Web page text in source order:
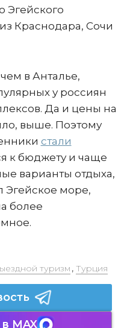
Эгейского
Краснодара, Сочи
в Анталье,
у россиян
Да и цены на
выше. Поэтому
стали
к бюджету и чаще
варианты отдыха,
Эгейское море,
более
туризм , Турция
MAX